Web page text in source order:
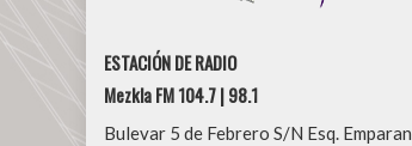
ESTACIÓN DE RADIO
Mezkla FM 104.7 | 98.1
Bulevar 5 de Febrero S/N Esq. Emparan